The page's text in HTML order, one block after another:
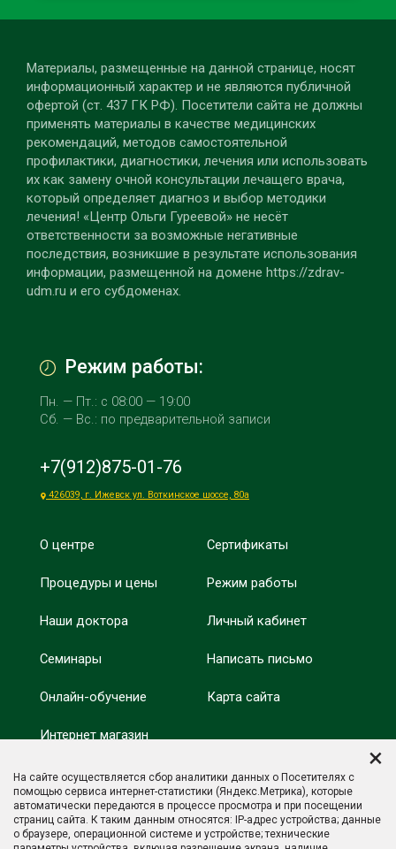
Материалы, размещенные на данной странице, носят
информационный характер и не являются публичной
офертой (ст. 437 ГК РФ). Посетители сайта не должны
применять материалы в качестве медицинских
рекомендаций, методов самостоятельной
профилактики, диагностики, лечения или использовать
их как замену очной консультации лечащего врача,
который определяет диагноз и выбор методики
лечения! «Центр Ольги Гуреевой» не несёт
ответственности за возможные негативные
последствия, возникшие в результате использования
информации, размещенной на домене https://zdrav-
udm.ru и его субдоменах.
О центре
Процедуры и цены
Наши доктора
Семинары
Онлайн-обучение
Интернет магазин
Оздоровление
Отзывы
Сертификаты
Режим работы
Личный кабинет
Написать письмо
Карта сайта
Минпросвещения
России
Режим работы:
Пн. — Пт.: с 08:00 — 19:00
Сб. — Вс.: по предварительной записи
+7(912)875-01-76
426039, г. Ижевск ул. Воткинское шоссе, 80а
×
На сайте осуществляется сбор аналитики данных о Посетителях с
помощью сервиса интернет-статистики (Яндекс.Метрика), которые
автоматически передаются в процессе просмотра и при посещении
страниц сайта. К таким данным относятся: IP-адрес устройства; данные
о браузере, операционной системе и устройстве; технические